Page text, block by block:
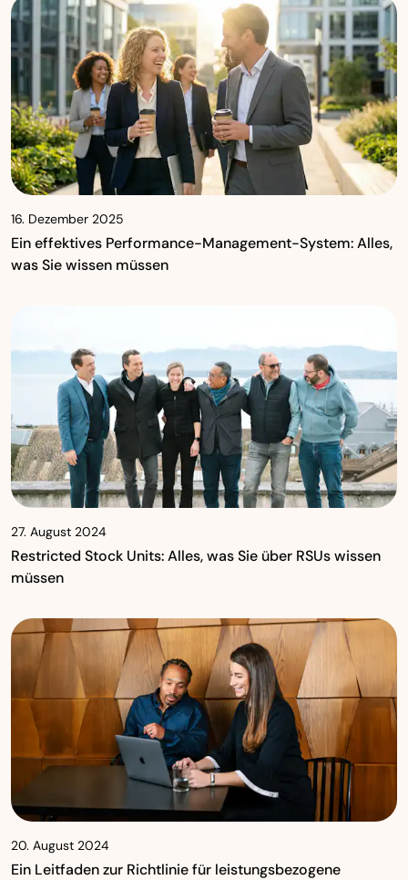
16. Dezember 2025
Ein effektives Performance-Management-System: Alles,
was Sie wissen müssen
27. August 2024
Restricted Stock Units: Alles, was Sie über RSUs wissen
müssen
20. August 2024
Ein Leitfaden zur Richtlinie für leistungsbezogene